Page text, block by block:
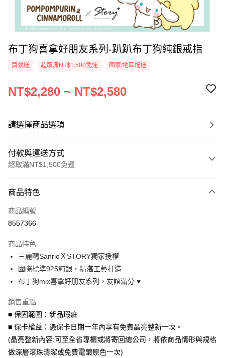
布丁狗喜拿好朋友系列-趴趴布丁狗純銀戒指
買就送 超取滿NT$1,500免運 國家/地區配送
NT$2,280 ~ NT$2,580
請選擇商品選項
付款與運送方式
超取滿NT$1,500免運
信用卡一次付款
信用卡分期付款
合作金庫商業銀行
華南商業銀行
上海商業儲蓄銀行
國泰世華商業銀行
兆豐國際商業銀行
匯豐（台灣）商業銀行
聯邦商業銀行
元大商業銀行
永豐商業銀行
台新國際商業銀行
中國信託商業銀行
台灣樂天信用卡公司
6 期 0 利率 每期
華南商業銀行
上海商業儲蓄銀行
台北富邦商業銀行
臺灣中小企業銀行
匯豐（台灣）商業銀行
聯邦商業銀行
遠東國際商業銀行
元大商業銀行
永豐商業銀行
玉山商業銀行
超商取貨付款
LINE Pay
Apple Pay
街口支付
悠遊付
商品特色
商品編號
8557366
商品特色
三麗鷗SanrioＸSTORY獨家授權
國際標準925純銀，精湛工藝打造
布丁狗mix喜拿好朋友系列，友誼滿分 ♥
銷售重點
■ 保固範圍：新品瑕疵
■ 保卡權益：憑保卡日期一年內享有免費晶亮整新一次。
(晶亮整新內容:可至全省專櫃或將寄回總公司，將依商品情形與規格
做深層滾珠清潔或免費電鍍原色一次)